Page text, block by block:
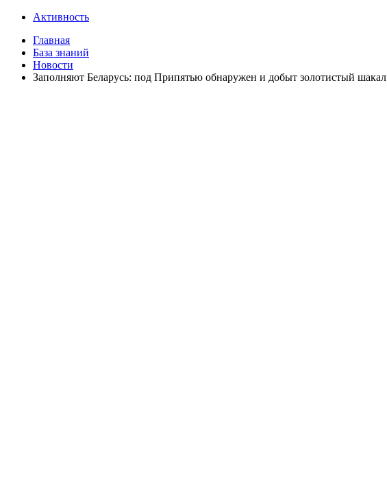
Активность
Главная
База знаний
Новости
Заполняют Беларусь: под Припятью обнаружен и добыт золотистый шакал